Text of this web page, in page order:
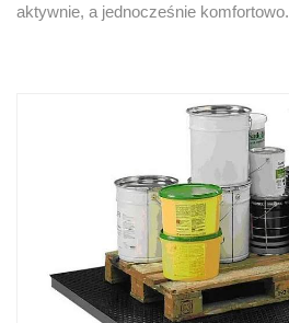
aktywnie, a jednocześnie komfortowo.